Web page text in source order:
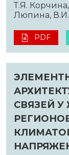
Т.Я.
Люпина,
PDF
СВЯЗЕЙ